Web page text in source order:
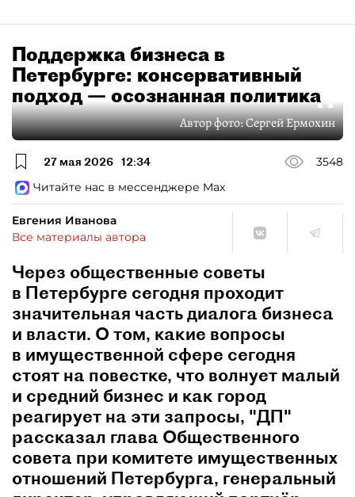
Поддержка бизнеса в
Петербурге: консервативный
подход — осознанная политика
Автор фото:Сергей Ермохин
27 мая 2026 12:34
3548
Читайте нас в мессенджере Max
Евгения Иванова
Все материалы автора
Через общественные советы
в Петербурге сегодня проходит
значительная часть диалога бизнеса
и власти. О том, какие вопросы
в имущественной сфере сегодня
стоят на повестке, что волнует малый
и средний бизнес и как город
реагирует на эти запросы, "ДП"
рассказал глава Общественного
совета при комитете имущественных
отношений Петербурга, генеральный